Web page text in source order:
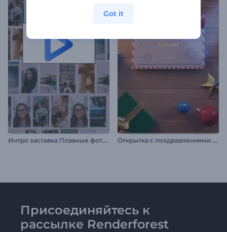
И
нтро заставка Плавные фоторамки О
ткрытка с поздравлениями с праздником
Присоединяйтесь к
рассылке Renderforest
Got it